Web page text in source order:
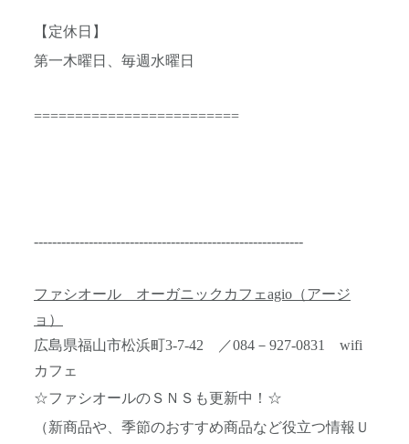
【定休日】
第一木曜日、毎週水曜日
=========================
-----------------------------------------------------------
ファシオール オーガニックカフェagio（アージ
ョ）
広島県福山市松浜町3-7-42 ／084－927-0831 wifi
カフェ
☆ファシオールのＳＮＳも更新中！☆
（新商品や、季節のおすすめ商品など役立つ情報Ｕ